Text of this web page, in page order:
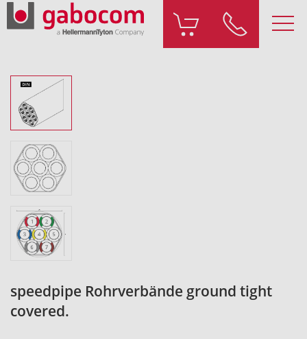
speedpipe Rohrverbände ground tight
covered.